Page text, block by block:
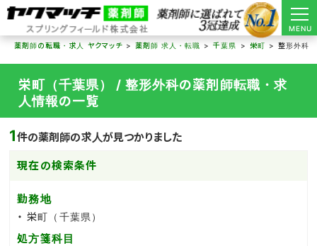
MENU
薬剤師の転職・求人 ヤクマッチ
薬剤師 求人・転職 千葉県 栄町 整形外科
栄町（千葉県） / 整形外科の薬剤師転職・求
人情報の一覧
1件の薬剤師の求人が見つかりました
現在の検索条件
勤務地
栄町（千葉県）
処方箋科目